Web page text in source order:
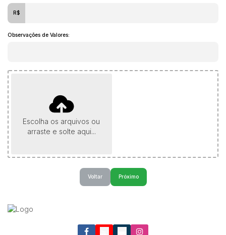
R$
Observações de Valores:
Escolha os arquivos ou
arraste e solte aqui...
Voltar Próximo